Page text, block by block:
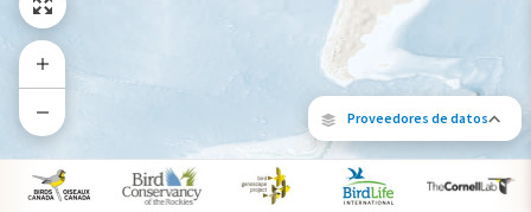
Proveedores de datos